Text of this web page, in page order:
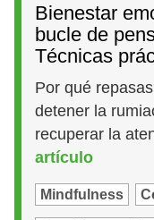
Bienestar
bucle de
Técnicas
Por qué
detener la
recuperar la
artículo
Mindfulness